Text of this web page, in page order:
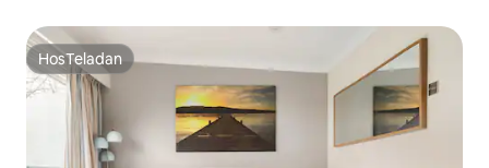
HosTeladan
HosTeladan